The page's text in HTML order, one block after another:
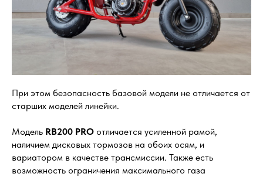
При этом безопасность базовой модели не отличается от
старших моделей линейки.
Модель RB200 PRO отличается усиленной рамой,
наличием дисковых тормозов на обоих осям, и
вариатором в качестве трансмиссии. Также есть
возможность ограничения максимального газа